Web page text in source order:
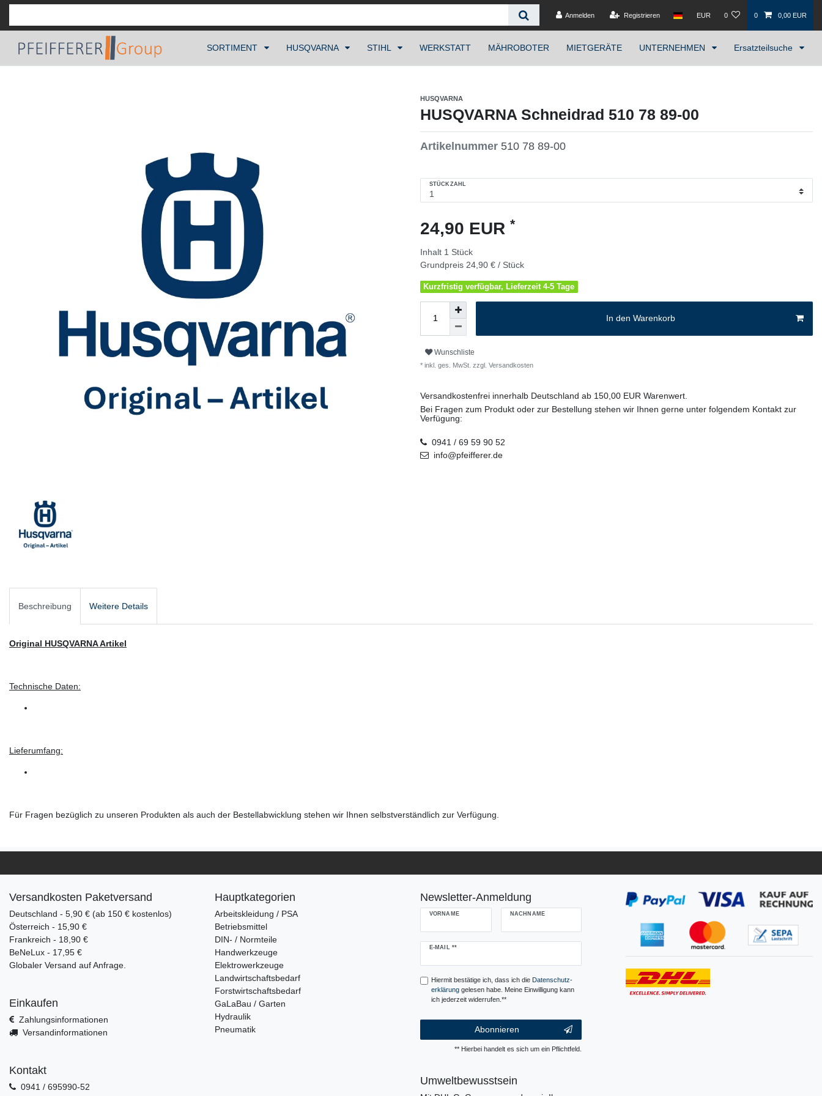
Anmelden Registrieren EUR 0 0 0,00 EUR
SORTIMENT HUSQVARNA STIHL WERKSTATT MÄHROBOTER MIETGERÄTE UNTERNEHMEN Ersatzteilsuche
HUSQVARNA
HUSQVARNA Schneidrad 510 78 89-00
Artikelnummer 510 78 89-00
STÜCKZAHL
24,90 EUR *
Inhalt 1 Stück
Grundpreis 24,90 € / Stück
Kurzfristig verfügbar, Lieferzeit 4-5 Tage
In den Warenkorb
Wunschliste
* inkl. ges. MwSt. zzgl. Versandkosten
Versandkostenfrei innerhalb Deutschland ab 150,00 EUR Warenwert.
Bei Fragen zum Produkt oder zur Bestellung stehen wir Ihnen gerne unter folgendem Kontakt zur
Verfügung:
0941 / 69 59 90 52
info@pfeifferer.de
Beschreibung Weitere Details
Original HUSQVARNA Artikel
Technische Daten:
Lieferumfang:
Für Fragen bezüglich zu unseren Produkten als auch der Bestellabwicklung stehen wir Ihnen selbstverständlich zur Verfügung.
Versandkosten Paketversand
Deutschland - 5,90 € (ab 150 € kostenlos)
Österreich - 15,90 €
Frankreich - 18,90 €
BeNeLux - 17,95 €
Globaler Versand auf Anfrage.
Einkaufen
Zahlungsinformationen
Versandinformationen
Kontakt
0941 / 695990-52
Hauptkategorien
Arbeitskleidung / PSA
Betriebsmittel
DIN- / Normteile
Handwerkzeuge
Elektrowerkzeuge
Landwirtschaftsbedarf
Forstwirtschaftsbedarf
GaLaBau / Garten
Hydraulik
Pneumatik
Newsletter-Anmeldung
VORNAME NACHNAME
E-MAIL **
Newsletter
Hiermit bestätige ich, dass ich die Daten­schutz­
erklärunggelesen habe. Meine Einwilligung kann
ich jederzeit widerrufen.**
Abonnieren
** Hierbei handelt es sich um ein Pflichtfeld.
Umweltbewusstsein